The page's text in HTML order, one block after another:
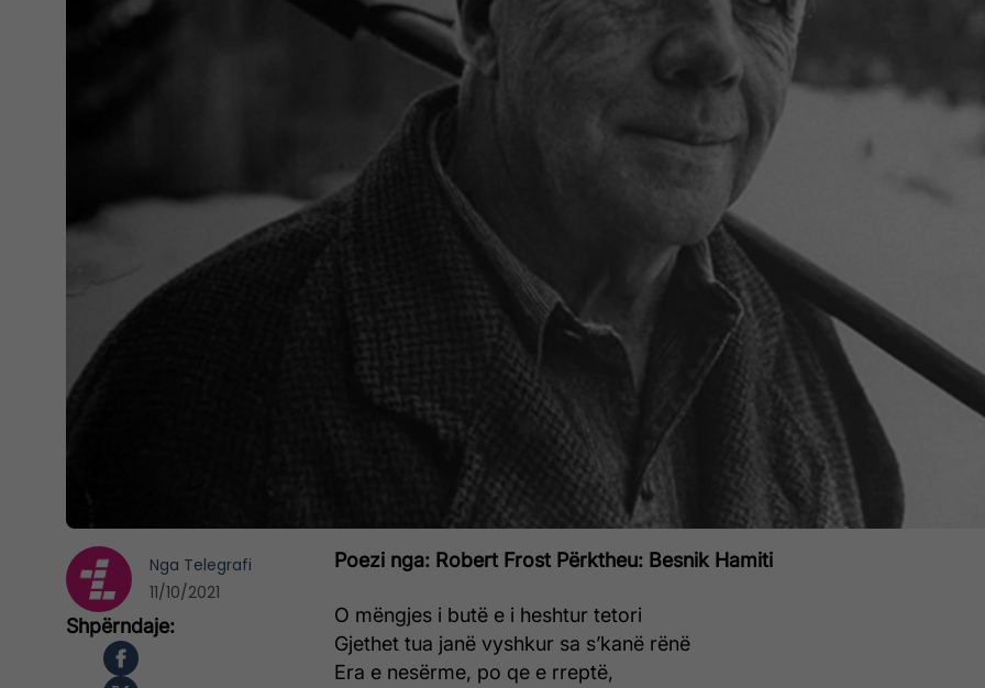
Poezi nga: Robert Frost Përktheu: Besnik Hamiti
O mëngjes i butë e i heshtur tetori
Gjethet tua janë vyshkur sa s’kanë rënë
Era e nesërme, po qe e rreptë,
Nga Telegrafi
11/10/2021